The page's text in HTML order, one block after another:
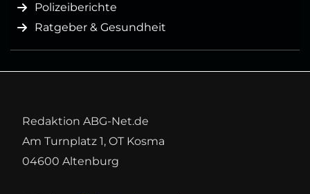
Polizeiberichte
Ratgeber & Gesundheit
Redaktion ABG-Net.de
Am Turnplatz 1, OT Kosma
04600 Altenburg